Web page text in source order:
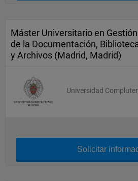
Máster Universitario en Gestión
de la Documentación,
y Archivos (Madrid, Madrid)
Universidad
Solicitar